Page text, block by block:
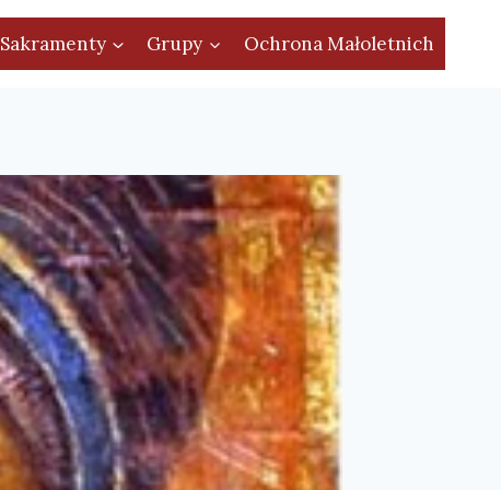
Sakramenty Grupy Ochrona Małoletnich